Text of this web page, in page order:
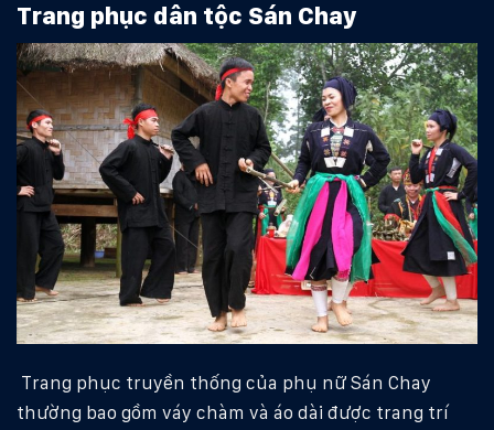
Trang phục dân tộc Sán Chay
Trang phục truyền thống của phụ nữ Sán Chay
thường bao gồm váy chàm và áo dài được trang trí